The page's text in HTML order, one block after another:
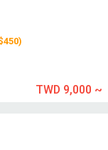
TWD 9,000 ~